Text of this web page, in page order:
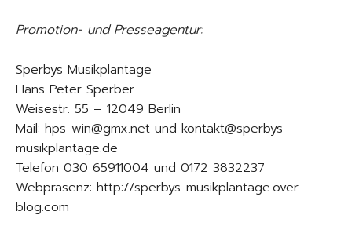
Promotion- und Presseagentur:
Sperbys Musikplantage
Hans Peter Sperber
Weisestr. 55 – 12049 Berlin
Mail: hps-win@gmx.net und kontakt@sperbys-
musikplantage.de
Telefon 030 65911004 und 0172 3832237
Webpräsenz: http://sperbys-musikplantage.over-
blog.com